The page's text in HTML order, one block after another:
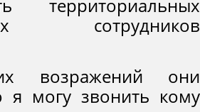
территориальных
сотрудников
возражений они
я могу звонить кому